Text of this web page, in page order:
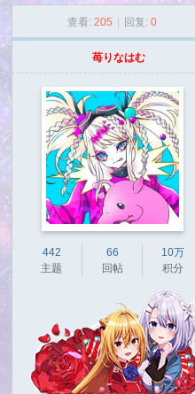
查看: 205 回复: 0
苺りなはむ
442
主题
66
回帖
10万
积分